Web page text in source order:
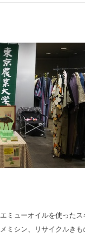
ミューオイルを使った
ミシン、リサイクルき